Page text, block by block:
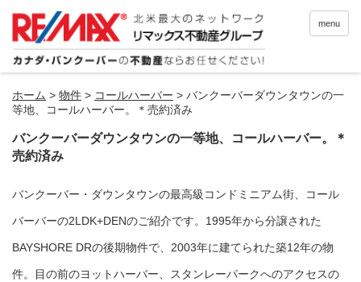
menu
ホーム > 物件 > コールハーバー > バンクーバーダウンタウンの一
等地、コールハーバー。＊売約済み
バンクーバーダウンタウンの一等地、コールハーバー。＊
売約済み
バンクーバー・ダウンタウンの最高級コンドミニアム街、コール
バーバーの2LDK+DENのご紹介です。1995年から分譲された
BAYSHORE DRの後期物件で、2003年に建てられた築12年の物
件。目の前のヨットハーバー、スタンレーパークへのアクセスの